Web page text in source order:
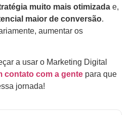
muito mais otimizada e,
maior de conversão.
aumentar os
a usar o Marketing Digital
contato com a gente para que
jornada!